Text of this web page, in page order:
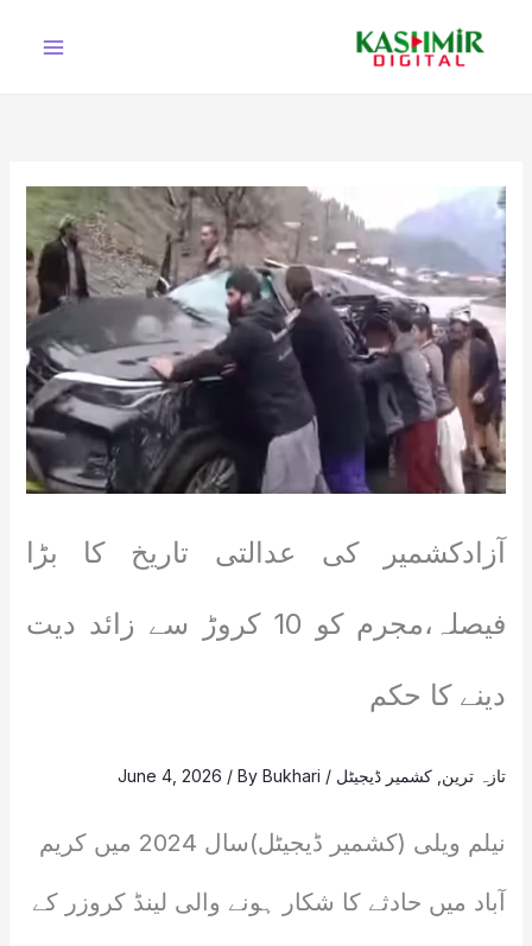
آزادکشمیر کی عدالتی تاریخ کا بڑا
فیصلہ،مجرم کو 10 کروڑ سے زائد دیت
دینے کا حکم
تازہ ترین کشمیر ڈیجیٹل /
June 4, 2026 / ByBukhari
نیلم ویلی (کشمیر ڈیجیٹل)سال 2024 میں کریم
آباد میں حادثے کا شکار ہونے والی لینڈ کروزر کے